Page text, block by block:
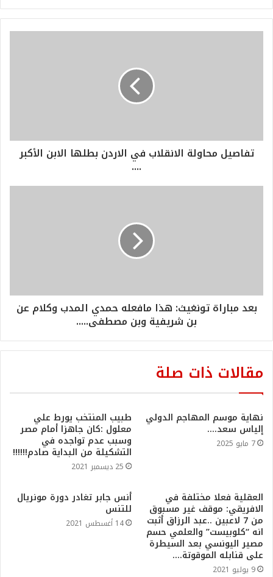
تفاصيل محاولة الانقلاب في الاردن بطلها الابن الأكبر
....
بعد مباراة تونغيث: هذا مافعله حمدي المدب وكلام عن
بن شريفية وبن مصطفى.....
مقالات ذات صلة
نهاية موسم المهاجم الدولي
إلياس سعد….
7 مايو 2025
طبيب المنتخب يورط علي
معلول :كان جاهزا أمام مصر
وسبب عدم تواجده في
التشكيلة من البداية صادم!!!!!!
25 ديسمبر 2021
العقلية فعلا مختلفة في
الافريقي: موقف غير مسبوق
من 7 لاعبين ..عبد الرزاق أثبت
انه “كلوبيست” والعلمي حسم
مصير اليونسي بعد السيطرة
على قنابله الموقوتة….
9 يوليو 2021
أنس جابر تغادر دورة مونريال
للتنس
14 أغسطس 2021